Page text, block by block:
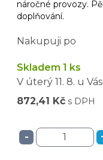
náročné provozy.
doplňování.
Nakupuji po
Skladem 1 ks
V úterý 11. 8. u Vás
872,41 Kč s DPH
-